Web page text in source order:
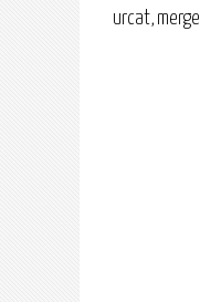
urcat,